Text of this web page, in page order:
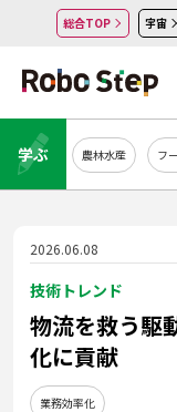
総合TOP 宇宙
学ぶ 農林水産 フ
2026.06.08
技術トレンド
物流を救う駆
化に貢献
業務効率化